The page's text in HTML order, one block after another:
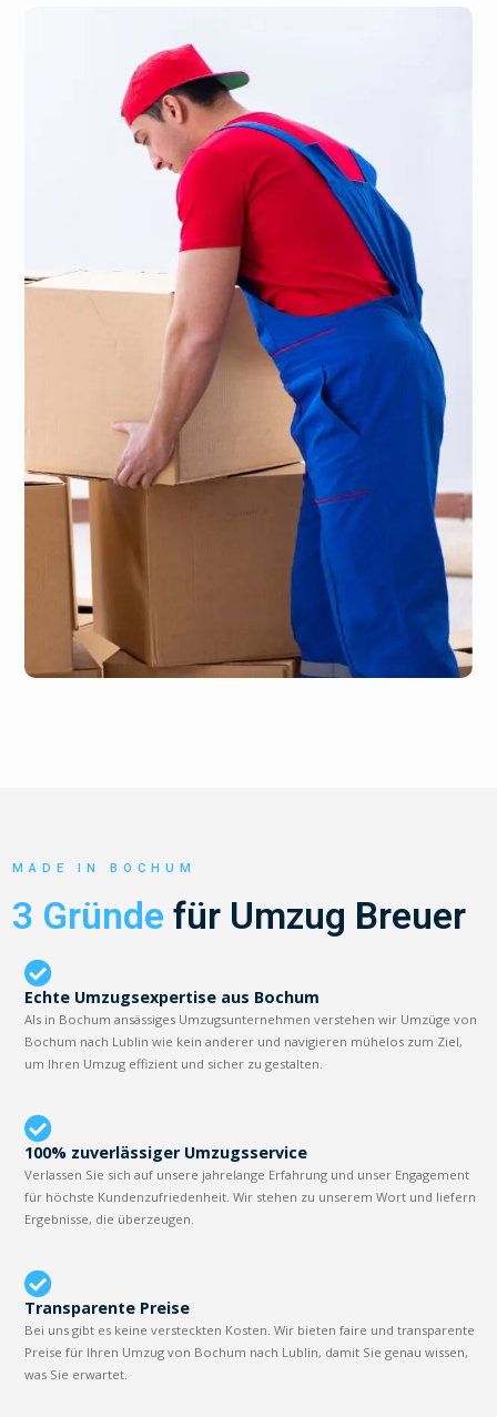
MADE IN BOCHUM
3 Gründe für Umzug Breuer
Echte Umzugsexpertise aus Bochum
Als in Bochum ansässiges Umzugsunternehmen verstehen wir Umzüge von
Bochum nach Lublin wie kein anderer und navigieren mühelos zum Ziel,
um Ihren Umzug effizient und sicher zu gestalten.
100% zuverlässiger Umzugsservice
Verlassen Sie sich auf unsere jahrelange Erfahrung und unser Engagement
für höchste Kundenzufriedenheit. Wir stehen zu unserem Wort und liefern
Ergebnisse, die überzeugen.
Transparente Preise
Bei uns gibt es keine versteckten Kosten. Wir bieten faire und transparente
Preise für Ihren Umzug von Bochum nach Lublin, damit Sie genau wissen,
was Sie erwartet.